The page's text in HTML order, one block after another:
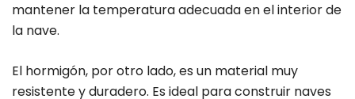
mantener la temperatura adecuada en el interior de
la nave.
El hormigón, por otro lado, es un material muy
resistente y duradero. Es ideal para construir naves